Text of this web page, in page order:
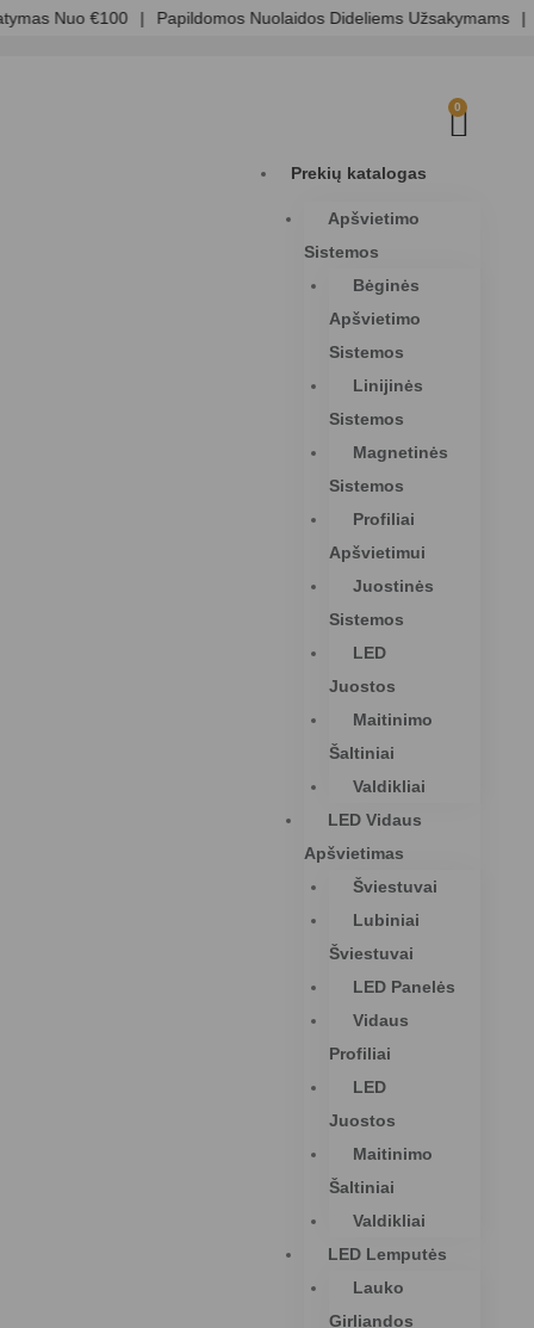
Nuo €100 | Papildomos Nuolaidos Dideliems Užsakymams |
0
Prekių katalogas
Apšvietimo
Sistemos
Bėginės
Apšvietimo
Sistemos
Linijinės
Sistemos
Magnetinės
Sistemos
Profiliai
Apšvietimui
Juostinės
Sistemos
LED
Juostos
Maitinimo
Šaltiniai
Valdikliai
LED Vidaus
Apšvietimas
Šviestuvai
Lubiniai
Šviestuvai
LED Panelės
Vidaus
Profiliai
LED
Juostos
Maitinimo
Šaltiniai
Valdikliai
LED Lemputės
Lauko
Girliandos